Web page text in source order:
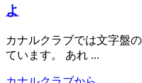
よ
カナルクラブでは文字盤
ています。 あれ ...